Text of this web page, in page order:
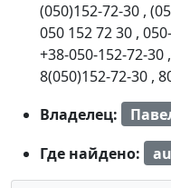
(050)152-72-30 ,
050 152 72 30 ,
+38-050-152-72-30 ,
8(050)152-72-30 ,
Владелец:
Где найдено: